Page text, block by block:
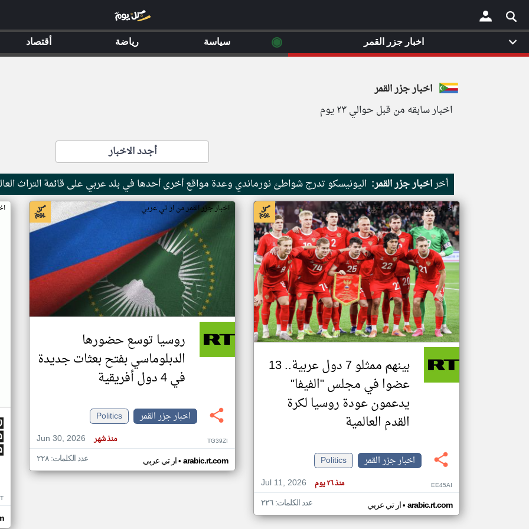
×
اخبار جزر القمر
اخبار سابقه من قبل حوالي ٢٣ يوم
أجدد الاخبار
أخراخبار جزر القمر: اليونيسكو تدرج شواطئ نورماندي وعدة مواقع أخرى أحدها في بلد عربي على قائمة التراث
اخبار جزر القمر من ار تي عربي
بينهم ممثلو 7 دول عربية.. 13
عضوا في مجلس "الفيفا"
يدعمون عودة روسيا لكرة
القدم العالمية
اخبار جزر القمر
Politics
Jul 11, 2026
منذ ٢٦ يوم EE45AI
ار تي عربي• arabic.rt.com عدد الكلمات: ٢٢٦
اخبار جزر القمر من ار تي عربي
روسيا توسع حضورها
الدبلوماسي بفتح بعثات جديدة
في 4 دول أفريقية
اخبار جزر القمر
Politics
Jun 30, 2026
منذ شهر TG39ZI
ار تي عربي• arabic.rt.com عدد الكلمات: ٢٢٨
اخبار جزر القمر ◉ سياسة رياضة أقتصاد